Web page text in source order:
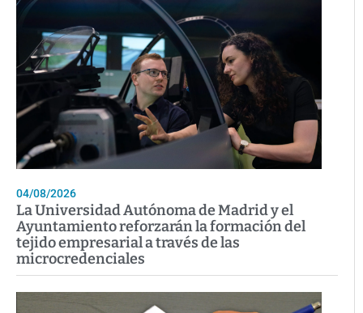
04/08/2026
La Universidad Autónoma de Madrid y el
Ayuntamiento reforzarán la formación del
tejido empresarial a través de las
microcredenciales